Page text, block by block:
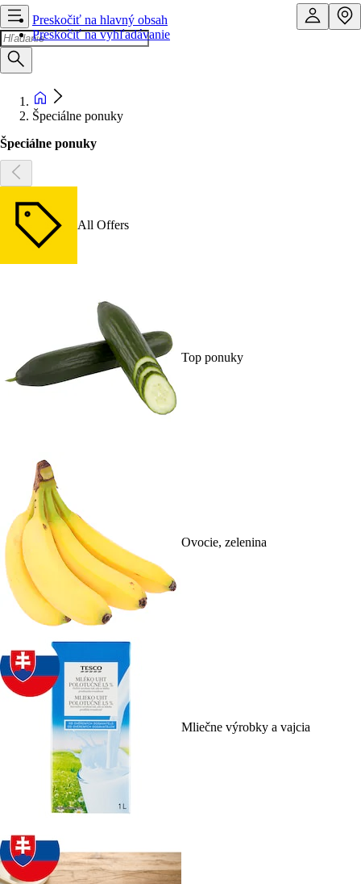
Preskočiť na hlavný obsah
Preskočiť na vyhľadávanie
Špeciálne ponuky
Špeciálne ponuky
All Offers
Top ponuky
Ovocie, zelenina
Mliečne výrobky a vajcia